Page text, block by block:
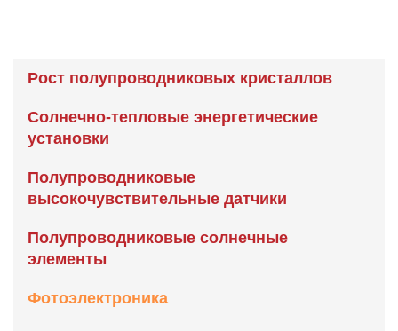
Рост полупроводниковых кристаллов
Солнечно-тепловые энергетические
установки
Полупроводниковые
высокочувствительные датчики
Полупроводниковые солнечные
элементы
Фотоэлектроника